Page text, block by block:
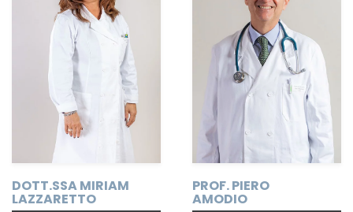
DOTT.SSA MIRIAM
LAZZARETTO
PROF. PIERO
AMODIO